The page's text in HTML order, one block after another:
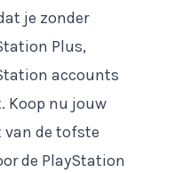
je zonder
Plus,
accounts
Koop nu jouw
van de tofste
de PlayStation